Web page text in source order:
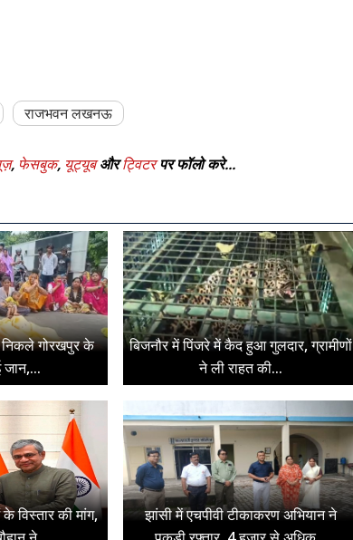
राजभवन लखनऊ
, फेसबुक, यूट्यूबऔरट्विटरपर फॉलो करे...
निकले गोरखपुर के
बिजनौर में पिंजरे में कैद हुआ गुलदार, ग्रामीणों
ने ली राहत की...
विस्तार की मांग,
झांसी में एचपीवी टीकाकरण अभियान ने